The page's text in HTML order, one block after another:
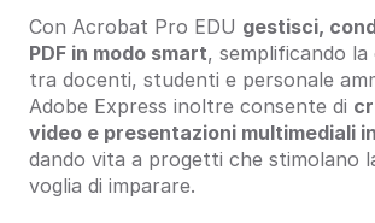
Con Acrobat Pro EDU gestisci,
PDF in modo smart, semplificando
tra docenti, studenti e personale
Adobe Express inoltre consente di
video e presentazioni multimediali
dando vita a progetti che stimolano
voglia di imparare.